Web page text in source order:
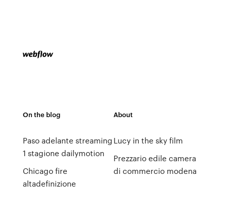
On the blog
Paso adelante streaming
1 stagione dailymotion
Chicago fire
altadefinizione
About
Lucy in the sky film
Prezzario edile camera
di commercio modena